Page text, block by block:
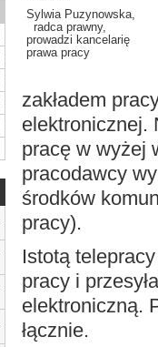
Sylwia Puzynowska,
radca prawny,
prowadzi kancelarię
prawa pracy
zakładem
elektronicznej.
pracę w wyżej
pracodawcy
środków
pracy).
Istotą
pracy i
elektroniczną.
łącznie.